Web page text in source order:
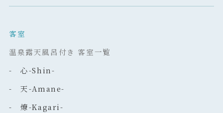
客室
温泉露天風呂付き 客室一覧
- 心-Shin-
- 天-Amane-
- 燎-Kagari-